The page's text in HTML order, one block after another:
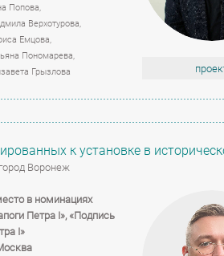
Попова,
Верхотурова,
Емцова,
Пономарева,
Грызлова
к установке в
Воронеж
в номинациях
Петра I», «Подпись
I»